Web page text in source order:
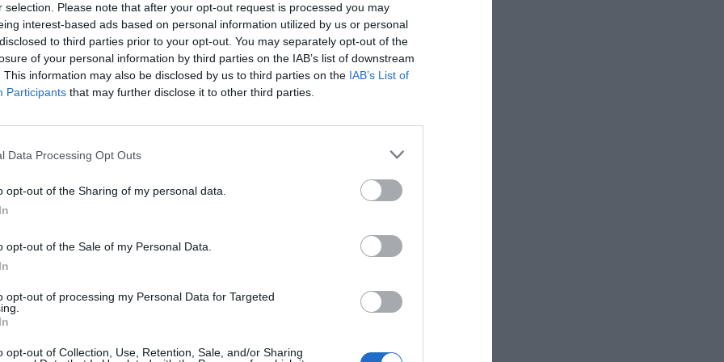
selection. Please note that after your opt-out request is processed you may
interest-based ads based on personal information utilized by us or personal
to third parties prior to your opt-out. You may separately opt-out of the
of your personal information by third parties on the IAB’s list of downstream
This information may also be disclosed by us to third parties on the IAB’s List of
Participants that may further disclose it to other third parties.
Data Processing Opt Outs
opt-out of the Sharing of my personal data.
opt-out of the Sale of my Personal Data.
opt-out of processing my Personal Data for Targeted
opt-out of Collection, Use, Retention, Sale, and/or Sharing
y gestionar los proyectos financiables por los fondos
la federación. ¿Y de qué programas se tratan? Las
en tres bloques:la apuesta por las energías renovables y
de instalaciones, movilidad eléctrica y
digital de las empresas de tamaño medio.
Aquí, el golf español podrá presentar proyectos de mejora
(con un máximo de 49 empleados) en marketing digital,
y administración de empresa digital.
al basket vasco: tras el fútbol, ¿qué deportes triunfan en las regiones
del Gobierno español y la Unión Europea con estas ayudas es
el reparto lo realizará el nuevo Ministerio de Asuntos
Digital.